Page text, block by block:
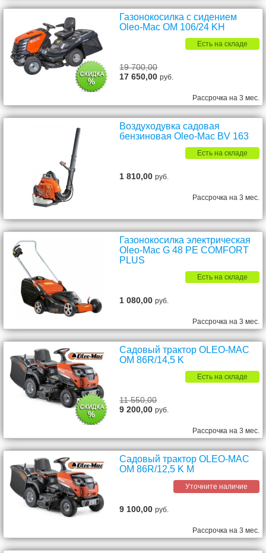
Газонокосилка с сидением
Oleo-Mac OM 106/24 KH
Есть на складе
19 700,00
17 650,00руб.
Рассрочка на 3 мес.
Воздуходувка садовая
бензиновая Oleo-Mac BV 163
Есть на складе
1 810,00руб.
Рассрочка на 3 мес.
Газонокосилка электрическая
Oleo-Mac G 48 PE COMFORT
PLUS
Есть на складе
1 080,00руб.
Рассрочка на 3 мес.
Садовый трактор OLEO-MAC
OM 86R/14,5 K
Есть на складе
11 550,00
9 200,00руб.
Рассрочка на 3 мес.
Садовый трактор OLEO-MAC
OM 86R/12,5 K M
Уточните наличие
9 100,00руб.
Рассрочка на 3 мес.